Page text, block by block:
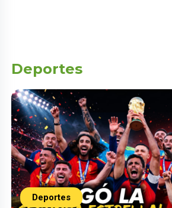
Deportes
Deportes